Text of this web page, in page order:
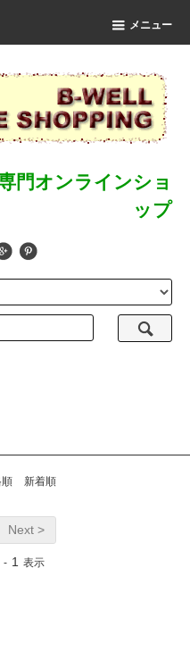
メニュー
門オンラインショ
ップ
新着順
Next >
- 1 表示